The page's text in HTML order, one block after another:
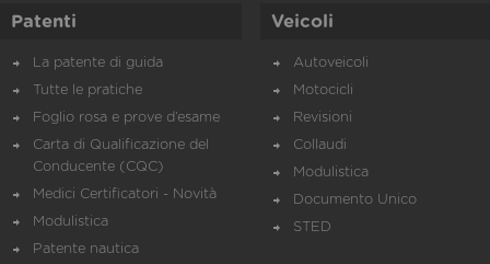
Patenti
La patente di guida
Tutte le pratiche
Foglio rosa e prove d’esame
Carta di Qualificazione del
Conducente (CQC)
Medici Certificatori - Novità
Modulistica
Patente nautica
Veicoli
Autoveicoli
Motocicli
Revisioni
Collaudi
Modulistica
Documento Unico
STED